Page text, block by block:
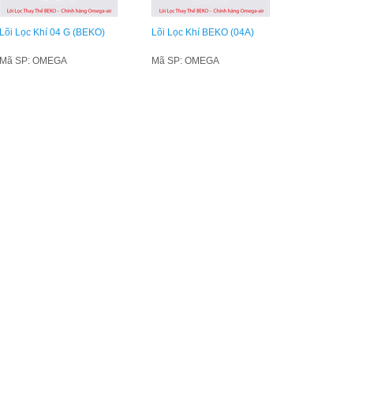
Lõi Lọc Khí 04 G (BEKO)
Mã SP: OMEGA
Lõi Lọc Khí BEKO (04A)
Mã SP: OMEGA